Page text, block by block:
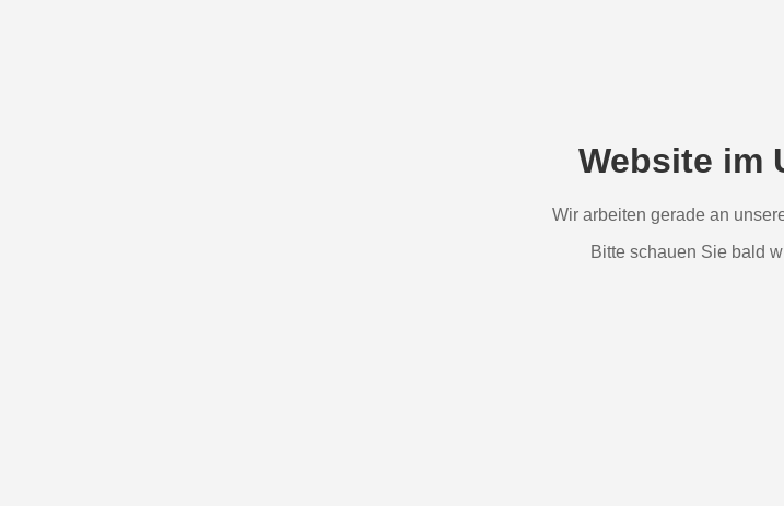
Website im
Wir arbeiten gerade an
Bitte schauen Sie bald